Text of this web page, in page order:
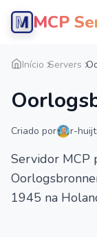
MCP
Início Servers
Criado por r-
Servidor MCP
1945 na